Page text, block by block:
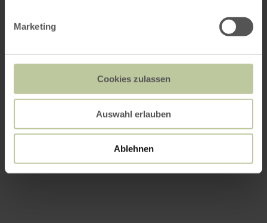
Marketing
Cookies zulassen
Auswahl erlauben
Ablehnen